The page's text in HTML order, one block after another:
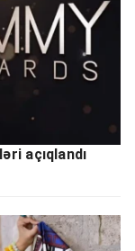
açıqlandı